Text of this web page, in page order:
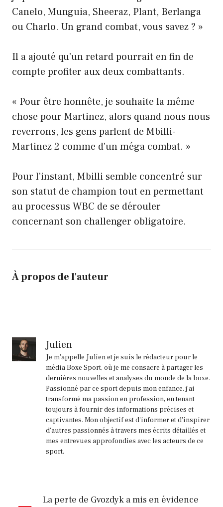
Canelo, Munguia, Sheeraz, Plant, Berlanga
ou Charlo. Un grand combat, vous savez ? »
Il a ajouté qu’un retard pourrait en fin de
compte profiter aux deux combattants.
« Pour être honnête, je souhaite la même
chose pour Martinez, alors quand nous nous
reverrons, les gens parlent de Mbilli-
Martinez 2 comme d'un méga combat. »
Pour l’instant, Mbilli semble concentré sur
son statut de champion tout en permettant
au processus WBC de se dérouler
concernant son challenger obligatoire.
À propos de l'auteur
Julien
Je m'appelle Julien et je suis le rédacteur pour le
média Boxe Sport, où je me consacre à partager les
dernières nouvelles et analyses du monde de la boxe.
Passionné par ce sport depuis mon enfance, j'ai
transformé ma passion en profession, en tenant
toujours à fournir des informations précises et
captivantes. Mon objectif est d'informer et d'inspirer
d'autres passionnés à travers mes écrits détaillés et
mes entrevues approfondies avec les acteurs de ce
sport.
La perte de Gvozdyk a mis en évidence